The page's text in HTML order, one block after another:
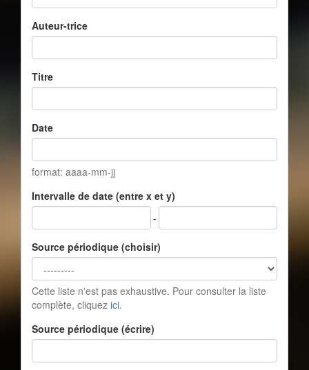
Auteur-trice
Titre
Date
format: aaaa-mm-jj
Intervalle de date (entre x et y)
-
Source périodique (choisir)
Cette liste n'est pas exhaustive. Pour consulter la liste
complète, cliquez ici.
Source périodique (écrire)